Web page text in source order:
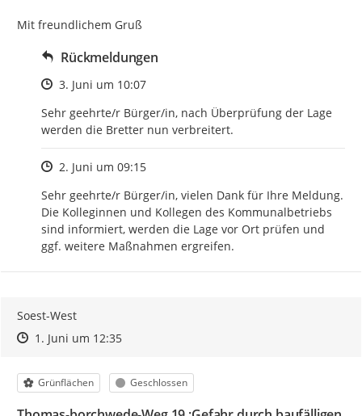
Mit freundlichem Gruß
Rückmeldungen
Zeitpunkt des Erstellens
3. Juni um 10:07
Sehr geehrte/r Bürger/in, nach Überprüfung der Lage
werden die Bretter nun verbreitert.
Zeitpunkt des Erstellens
2. Juni um 09:15
Sehr geehrte/r Bürger/in, vielen Dank für Ihre Meldung.
Die Kolleginnen und Kollegen des Kommunalbetriebs
sind informiert, werden die Lage vor Ort prüfen und
ggf. weitere Maßnahmen ergreifen.
Soest-West
Zeitpunkt des Erstellens
Zeitpunkt des Erstellens
1. Juni um 12:35Zur Äußerung
Kategorie
Grünflächen Status
Geschlossen